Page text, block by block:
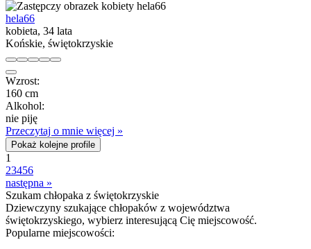
hela66
kobieta, 34 lata
Końskie, świętokrzyskie
Wzrost:
160 cm
Alkohol:
nie piję
Przeczytaj o mnie więcej »
Pokaż kolejne profile
1
23456
następna »
Szukam chłopaka z świętokrzyskie
Dziewczyny szukające chłopaków z województwa
świętokrzyskiego, wybierz interesującą Cię miejscowość.
Popularne miejscowości: